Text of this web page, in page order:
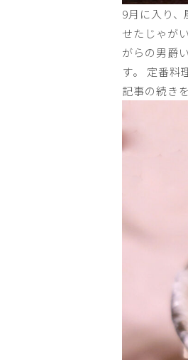
9月に入り
せたじゃが
がらの男爵
す。 定番料
記事の続き